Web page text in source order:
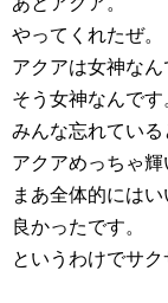
やってくれたぜ。
アクアは女神なん
そう女神なんです
みんな忘れている
アクアめっちゃ輝
まあ全体的には
良かったです。
というわけでサク